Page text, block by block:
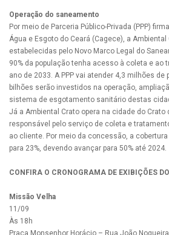
Operação do saneamento
Por meio de Parceria Público-Privada (PPP)
Água e Esgoto do Ceará (Cagece), a
estabelecidas pelo Novo Marco Legal do
90% da população tenha acesso à coleta e ao
ano de 2033. A PPP vai atender 4,3 milhões de
bilhões serão investidos na operação,
sistema de esgotamento sanitário destas
Já a Ambiental Crato opera na cidade do Crato
responsável pelo serviço de coleta e
ao cliente. Por meio da concessão, a
para 23%, devendo avançar para 50% até 2024.
CONFIRA O CRONOGRAMA DE EXIBIÇÕES
Missão Velha
11/09
Às 18h
Praça Monsenhor Horácio – Rua João